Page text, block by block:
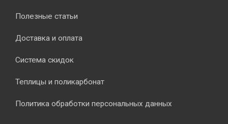
Полезные статьи
Доставка и оплата
Система скидок
Теплицы и поликарбонат
Политика обработки персональных данных